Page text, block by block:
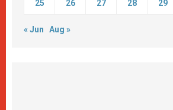
25 26 27 28 29
« Jun Aug »